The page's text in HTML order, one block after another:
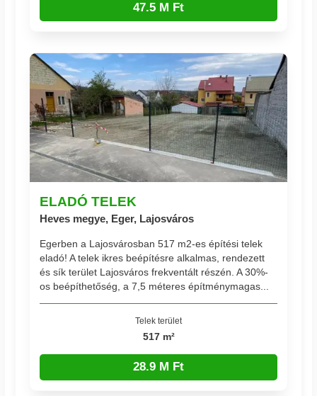
47.5 M Ft
ELADÓ TELEK
Heves megye, Eger, Lajosváros
Egerben a Lajosvárosban 517 m2-es építési telek
eladó! A telek ikres beépítésre alkalmas, rendezett
és sík terület Lajosváros frekventált részén. A 30%-
os beépíthetőség, a 7,5 méteres építménymagas...
Telek terület
517 m²
28.9 M Ft